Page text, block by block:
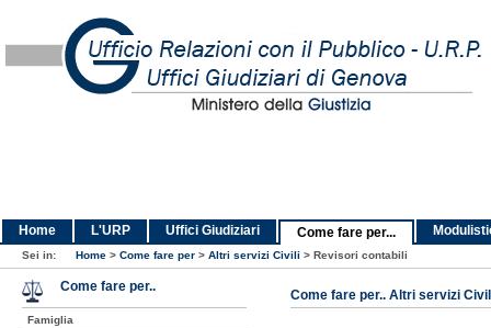
Home L'URP Uffici Giudiziari Come fare per...
Sei in: Home > Come fare per > Altri servizi Civili > Revisori contabili
Come fare per.. Altri servizi
Come fare per..
Famiglia